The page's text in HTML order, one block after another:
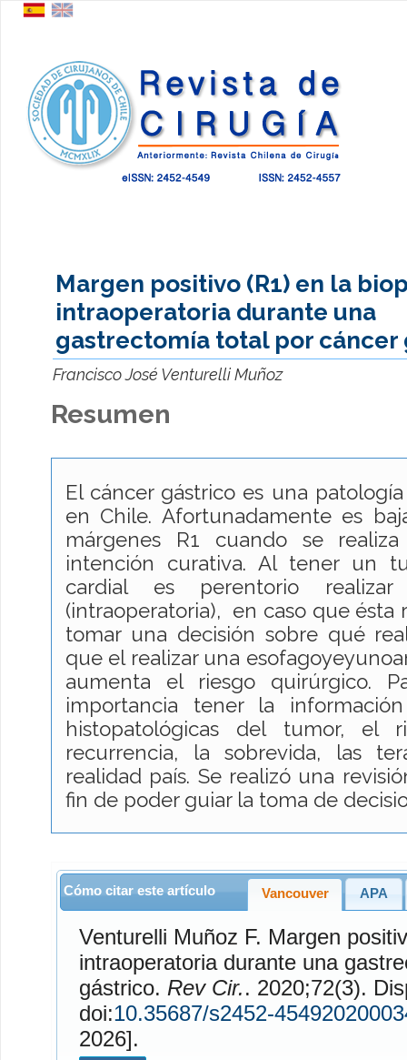
Margen positivo (R1) en la
intraoperatoria durante una
gastrectomía total por cáncer
Francisco José Venturelli Muñoz
Resumen
El cáncer gástrico es una
en Chile. Afortunadamente es
márgenes R1 cuando se
intención curativa. Al tener un
cardial es perentorio
(intraoperatoria), en caso que ésta
tomar una decisión sobre qué
que el realizar una
aumenta el riesgo quirúrgico.
importancia tener la
histopatológicas del tumor, el
recurrencia, la sobrevida, las
realidad país. Se realizó una
fin de poder guiar la toma de
Cómo citar este artículo Vancouver APA
Venturelli Muñoz F. Margen positivo (R1) en la biopsia
intraoperatoria durante una
gástrico. Rev Cir.. 2020;72(3). Disponible en:
doi:10.35687/s2452-
2026].